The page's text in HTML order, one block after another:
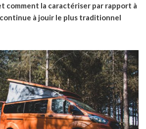
comment la caractériser par rapport à
à jouir le plus traditionnel